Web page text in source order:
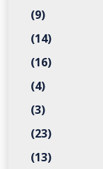
(9)
(14)
(16)
(4)
(3)
(23)
(13)